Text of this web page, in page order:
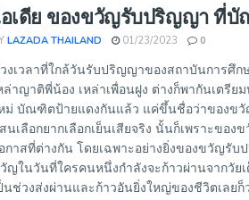
เดีย ของขวัญรับปริญญา ที่บั
LAZADA THAILAND 01/23/2023 0
งเวลาที่ใกล้วันรับปริญญาของสถาบันการศึก
ล่าญาติพี่น้อง เหล่าเพื่อนฝูง ต่างก็พากันเต
ม่ บัณฑิตป้ายแดงกันแล้ว แค่ขึ้นชื่อว่าของขวั
นเลือกยากเลือกเย็นเสียจริง นั้นก็เพราะขอ
กาสที่ต่างกัน โดยเฉพาะอย่างยิ่งของขวัญรั
ญในวันที่ใครคนหนึ่งกำลังจะก้าวผ่านจากวัย
นช่วงส่งผ่านและก้าวอันยิ่งใหญ่ของชีวิตเลย